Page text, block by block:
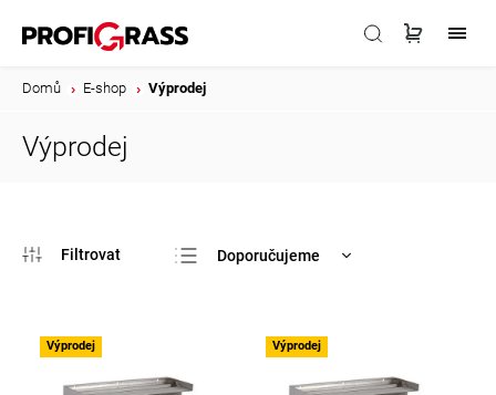
Domů E-shop Výprodej
Výprodej
Doporučujeme
Nejprodávanější
Výprodej Výprodej